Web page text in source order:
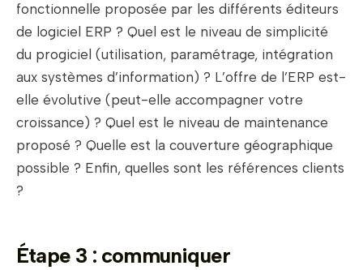
fonctionnelle proposée par les différents éditeurs
de logiciel ERP ? Quel est le niveau de simplicité
du progiciel (utilisation, paramétrage, intégration
aux systèmes d’information) ? L’offre de l’ERP est-
elle évolutive (peut-elle accompagner votre
croissance) ? Quel est le niveau de maintenance
proposé ? Quelle est la couverture géographique
possible ? Enfin, quelles sont les références clients
?
Étape 3 : communiquer